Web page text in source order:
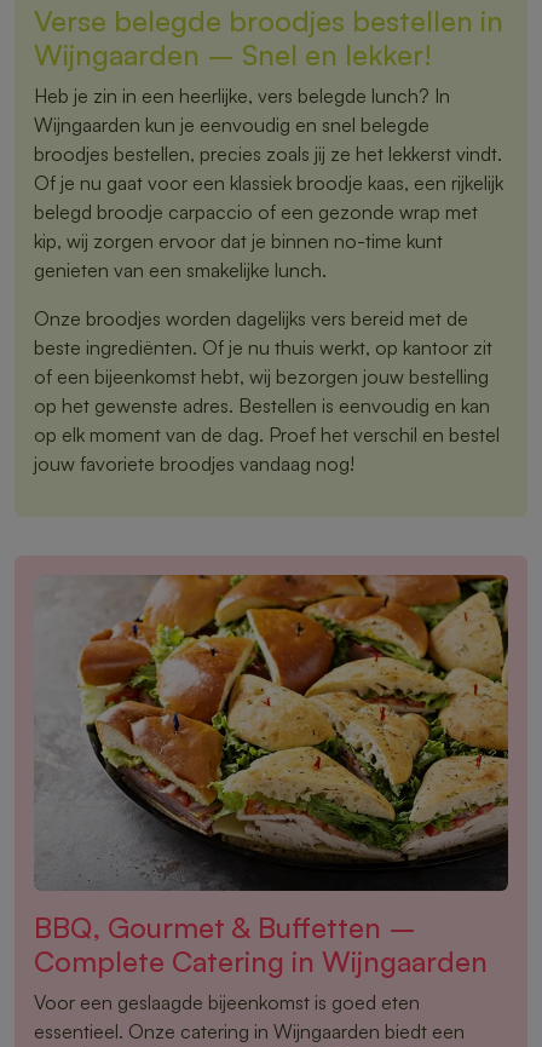
Verse belegde broodjes bestellen in
Wijngaarden – Snel en lekker!
Heb je zin in een heerlijke, vers belegde lunch? In
Wijngaarden kun je eenvoudig en snel belegde
broodjes bestellen, precies zoals jij ze het lekkerst vindt.
Of je nu gaat voor een klassiek broodje kaas, een rijkelijk
belegd broodje carpaccio of een gezonde wrap met
kip, wij zorgen ervoor dat je binnen no-time kunt
genieten van een smakelijke lunch.
Onze broodjes worden dagelijks vers bereid met de
beste ingrediënten. Of je nu thuis werkt, op kantoor zit
of een bijeenkomst hebt, wij bezorgen jouw bestelling
op het gewenste adres. Bestellen is eenvoudig en kan
op elk moment van de dag. Proef het verschil en bestel
jouw favoriete broodjes vandaag nog!
BBQ, Gourmet & Buffetten –
Complete Catering in Wijngaarden
Voor een geslaagde bijeenkomst is goed eten
essentieel. Onze catering in Wijngaarden biedt een